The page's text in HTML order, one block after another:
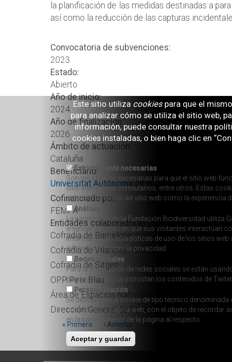
la planificación de las medidas destinadas a
así como la reducción de las capturas
Convocatoria de subvenciones:
2023
Estado:
Abierto
Año de inicio:
2024
Año de finalización:
2026
Ámbito de actuación:
Cataluña
Beneficiario:
Universitat Autònoma de Barcelona
Cofinanciado por:
FEMPA
Entidades colaboradoras:
Cofradía de Barcelona
Cofradía de Vilanova i la Geltrú
Cofradía de Sitges
OPP Peix Blau
Área de Espacios Naturales e Infraestructura
Dirección General de Política Marítima y Pesca
« Primero ‹ Anterior Siguiente › Último »
Este sitio utiliza cookiespara que el
para analizar cómo se utiliza el sitio web,
información, puede consultar nuestra
cookies instaladas, o bien haga clic en
Estrictamente necesarias
Son las cookies necesarias para que el sitio web
sitio web y llenar formularios, entre otros. Estas
el funcionamiento del sitio web como la experiencia
Análisis
La página web de la Fundación Biodiversidad utiliza
entender el modo en que sus visitantes interactúan
informar de las estadísticas de uso de los sitios
información sobre la privacidad
Redes sociales
Para la promoción de redes sociales se están
página de inicio se incrustan los contenidos de
Personalización
Se descarga una cookie de tipo técnico
cookies en la página web, con el objeto de recordar
en la parte superior de la página al respecto.
Aceptar y guardar